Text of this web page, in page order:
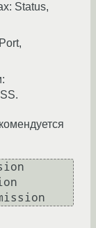
Status,